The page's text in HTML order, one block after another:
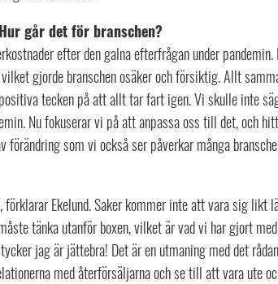
går det för branschen?
efter den galna efterfrågan under pandemin.
gjorde branschen osäker och försiktig. Allt
tecken på att allt tar fart igen. Vi skulle inte
Nu fokuserar vi på att anpassa oss till det, och
som vi också ser påverkar många
Ekelund. Saker kommer inte att vara sig likt
tänka utanför boxen, vilket är vad vi har gjort
jag är jättebra! Det är en utmaning med det
med återförsäljarna och se till att vara ute